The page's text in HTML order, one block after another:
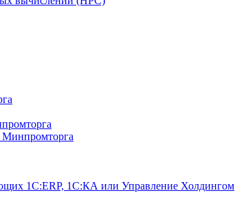
Минпромторга
1C:ERP, 1С:КА или Управление Холдингом